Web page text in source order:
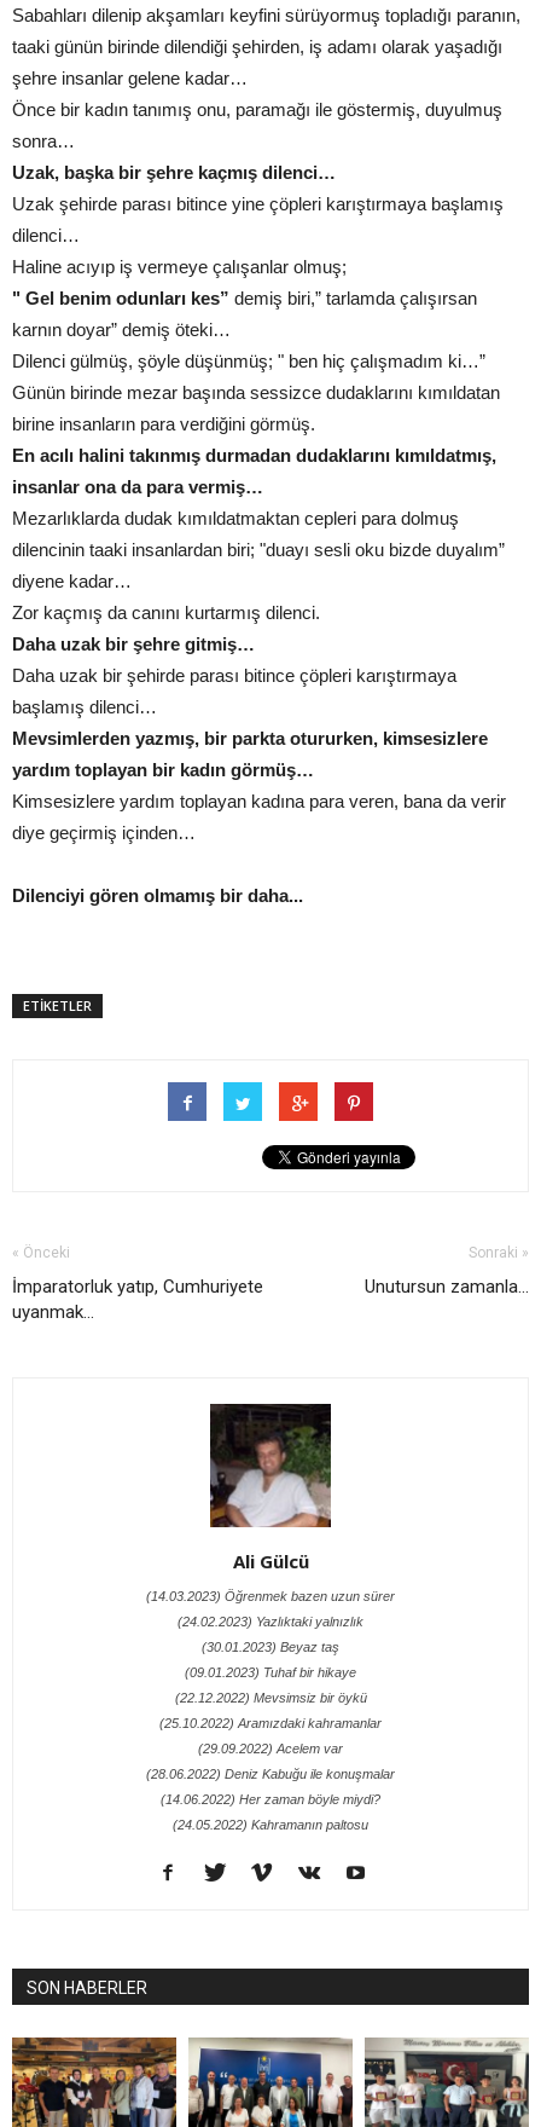
Sabahları dilenip akşamları keyfini sürüyormuş topladığı paranın,
taaki günün birinde dilendiği şehirden, iş adamı olarak yaşadığı
şehre insanlar gelene kadar…
Önce bir kadın tanımış onu, paramağı ile göstermiş, duyulmuş
sonra…
Uzak, başka bir şehre kaçmış dilenci…
Uzak şehirde parası bitince yine çöpleri karıştırmaya başlamış
dilenci…
Haline acıyıp iş vermeye çalışanlar olmuş;
" Gel benim odunları kes” demiş biri,” tarlamda çalışırsan
karnın doyar” demiş öteki…
Dilenci gülmüş, şöyle düşünmüş; " ben hiç çalışmadım ki…”
Günün birinde mezar başında sessizce dudaklarını kımıldatan
birine insanların para verdiğini görmüş.
En acılı halini takınmış durmadan dudaklarını kımıldatmış,
insanlar ona da para vermiş…
Mezarlıklarda dudak kımıldatmaktan cepleri para dolmuş
dilencinin taaki insanlardan biri; "duayı sesli oku bizde duyalım”
diyene kadar…
Zor kaçmış da canını kurtarmış dilenci.
Daha uzak bir şehre gitmiş…
Daha uzak bir şehirde parası bitince çöpleri karıştırmaya
başlamış dilenci…
Mevsimlerden yazmış, bir parkta otururken, kimsesizlere
yardım toplayan bir kadın görmüş…
Kimsesizlere yardım toplayan kadına para veren, bana da verir
diye geçirmiş içinden…
Dilenciyi gören olmamış bir daha...
ETİKETLER
« Önceki
İmparatorluk yatıp, Cumhuriyete
uyanmak...
Sonraki »
Unutursun zamanla...
Ali Gülcü
(14.03.2023) Öğrenmek bazen uzun sürer
(24.02.2023) Yazlıktaki yalnızlık
(30.01.2023) Beyaz taş
(09.01.2023) Tuhaf bir hikaye
(22.12.2022) Mevsimsiz bir öykü
(25.10.2022) Aramızdaki kahramanlar
(29.09.2022) Acelem var
(28.06.2022) Deniz Kabuğu ile konuşmalar
(14.06.2022) Her zaman böyle miydi?
(24.05.2022) Kahramanın paltosu
SON HABERLER